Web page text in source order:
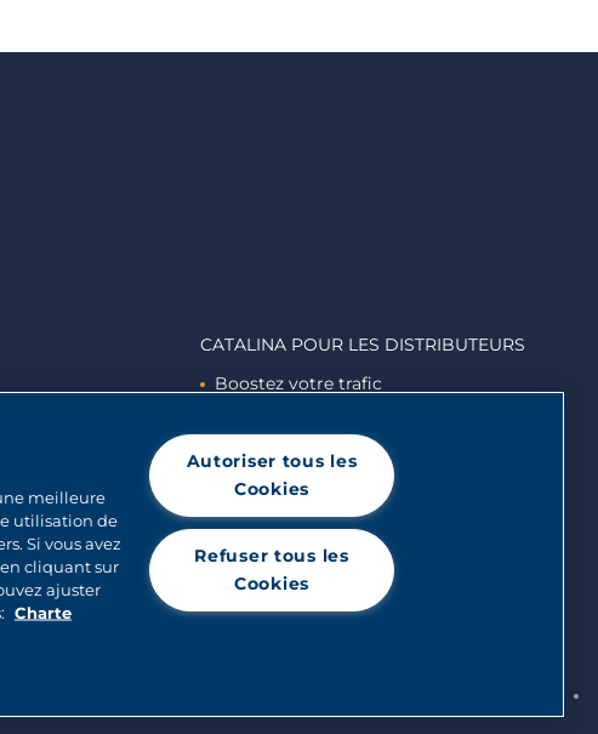
CATALINA POUR LES DISTRIBUTEURS
Boostez votre trafic
Créez de l'engagement
meilleure
utilisation de
Si vous avez
cliquant sur
ajuster
Charte
Autoriser tous les
Cookies
Refuser tous les
Cookies